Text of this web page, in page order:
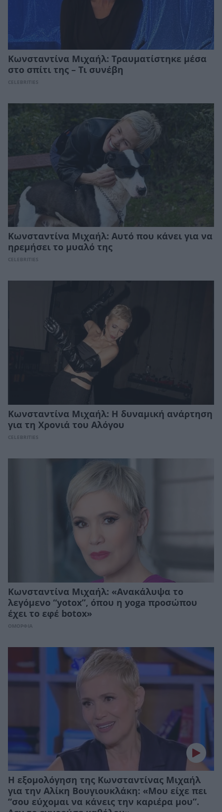
Κωνσταντίνα Μιχαήλ: Τραυματίστηκε μέσα
στο σπίτι της – Τι συνέβη
CELEBRITIES
Κωνσταντίνα Μιχαήλ: Αυτό που κάνει για να
ηρεμήσει το μυαλό της
CELEBRITIES
Κωνσταντίνα Μιχαήλ: Η δυναμική ανάρτηση
για τη Χρονιά του Αλόγου
CELEBRITIES
Κωνσταντίνα Μιχαήλ: «Ανακάλυψα το
λεγόμενο “yotox”, όπου η yoga προσώπου
έχει το εφέ botox»
ΟΜΟΡΦΙΑ
Η εξομολόγηση της Κωνσταντίνας Μιχαήλ
για την Αλίκη Βουγιουκλάκη: «Μου είχε πει
“σου εύχομαι να κάνεις την καριέρα μου”.